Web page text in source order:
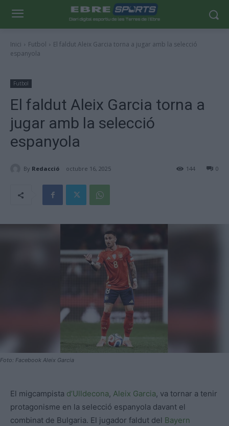
Inici Futbol
El faldut Aleix Garcia torna a jugar amb la selecció
espanyola
Futbol
El faldut Aleix Garcia torna a
jugar amb la selecció
espanyola
By Redacció octubre 16, 2025 0
144
Foto: Facebook Aleix Garcia
El migcampista d’Ulldecona, Aleix Garcia, va tornar a tenir
protagonisme en la selecció espanyola davant el
combinat de Bulgaria. El jugador faldut del Bayern